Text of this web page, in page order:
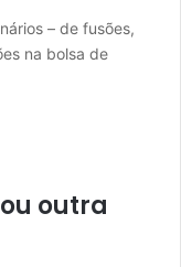
– de fusões,
na bolsa de
outra